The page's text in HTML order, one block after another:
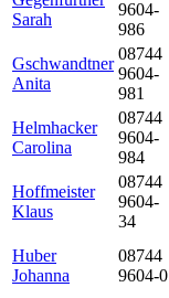
Sarah
9604-
986
Gschwandtner
Anita
08744
9604-
981
Helmhacker
Carolina
08744
9604-
984
Hoffmeister
Klaus
08744
9604-
34
Huber
Johanna
08744
9604-0